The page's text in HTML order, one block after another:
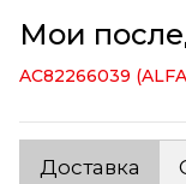
Мои
AC82266039
Доставка